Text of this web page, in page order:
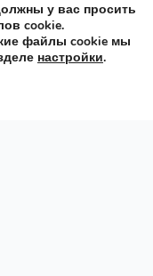
у вас просить
cookie.
файлы cookie мы
настройки.